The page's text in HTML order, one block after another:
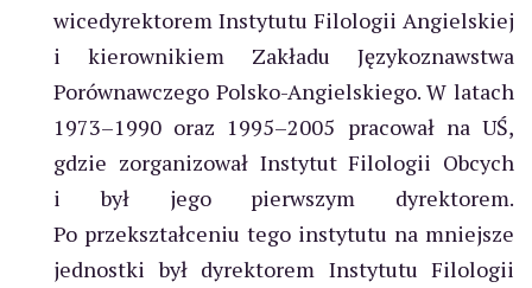
wicedyrektorem Instytutu Filologii Angielskiej
i kierownikiem Zakładu Językoznawstwa
Porównawczego Polsko-Angielskiego. W latach
1973–1990 oraz 1995–2005 pracował na UŚ,
gdzie zorganizował Instytut Filologii Obcych
i był jego pierwszym dyrektorem.
Po przekształceniu tego instytutu na mniejsze
jednostki był dyrektorem Instytutu Filologii